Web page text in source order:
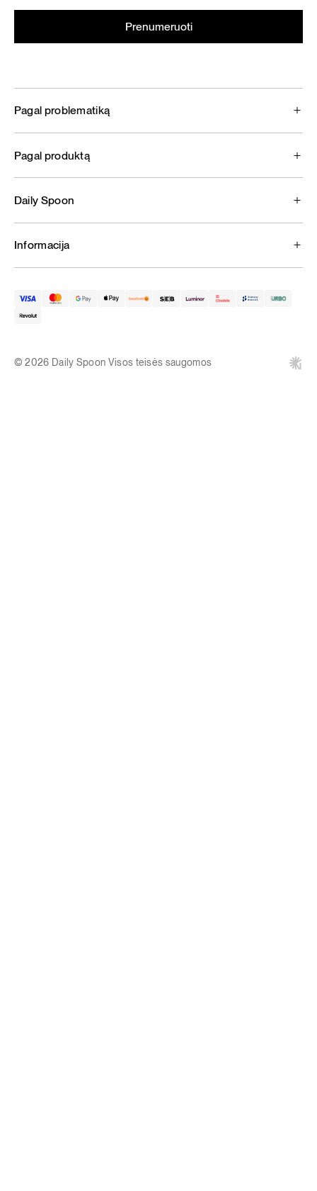
Pagal problematiką
Pagal produktą
Daily Spoon
Informacija
© 2026 Daily Spoon Visos teisės saugomos